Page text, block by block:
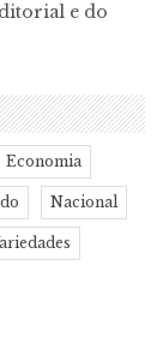
e do
Economia
Nacional